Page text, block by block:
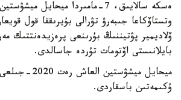
ەسكە سالايىق، 7-مامىردا ميحايل
وتستاۆكاعا جىبەرۋ تۋرالى بۇيرىققا قول
ۆلاديمير پۋتيننىڭ بۇرىنعى پرەزيدەنتتىك
بايلانىستى اۆتومات تۇردە جاسالدى.
ميحايل
ۇكىمەتىن باسقاردى.